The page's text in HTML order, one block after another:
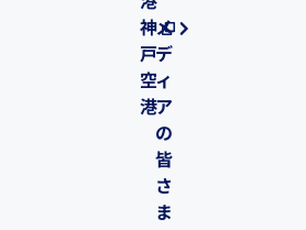
神
戸
空
港
メ
デ
ィ
ア
の
皆
さ
ま